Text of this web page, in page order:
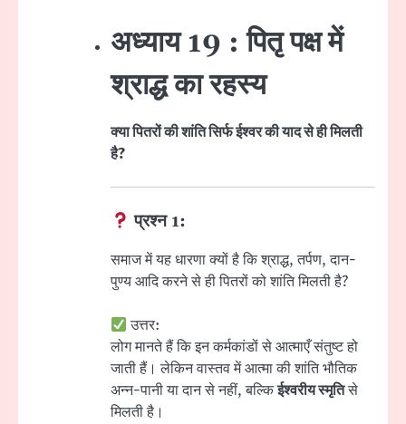
अध्याय 19 : पितृ पक्ष में
श्राद्ध का रहस्य
क्या पितरों की शांति सिर्फ ईश्वर की याद से ही मिलती
है?
प्रश्न 1:
समाज में यह धारणा क्यों है कि श्राद्ध, तर्पण, दान-
पुण्य आदि करने से ही पितरों को शांति मिलती है?
उत्तर:
लोग मानते हैं कि इन कर्मकांडों से आत्माएँ संतुष्ट हो
जाती हैं। लेकिन वास्तव में आत्मा की शांति भौतिक
अन्न-पानी या दान से नहीं, बल्किईश्वरीय स्मृतिसे
मिलती है।